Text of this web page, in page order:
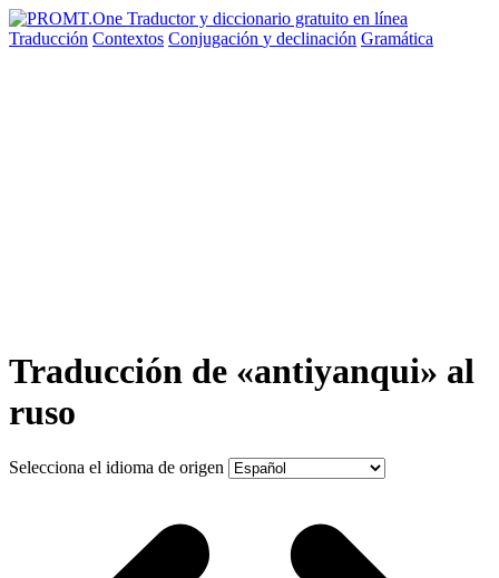
Traducción Contextos Conjugación y declinación Gramática
Traducción de «antiyanqui» al
ruso
Selecciona el idioma de origen